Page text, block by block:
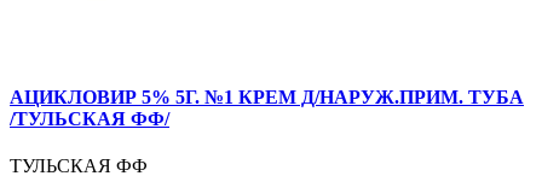
АЦИКЛОВИР 5% 5Г. №1 КРЕМ Д/НАРУЖ.ПРИМ. ТУБА
/ТУЛЬСКАЯ ФФ/
ТУЛЬСКАЯ ФФ